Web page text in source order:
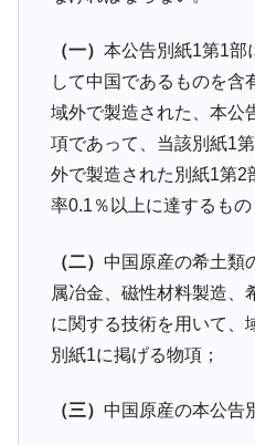
半分未満しか雇用を生まない
『Money1』
韓国「株式市
のは政界の責任だ」
『Money1』
韓国「2026年
に。
『Money1』
韓国化学企業
『Money1』
韓国株式市場･
レイカーも発動！ 半導体2銘
Fact1
日本の誇る海洋資源
塊！
府県とは？
（一） 本公告別紙1第1部
して中国であるものを含
域外で製造された、本公
項であって、当該別紙1
外で製造された別紙1第2
率0.1％以上に達するもの
（二） 中国原産の希土類
属冶金、磁性材料製造、
に関する技術を用いて、
別紙1に掲げる物項；
（三） 中国原産の本公告